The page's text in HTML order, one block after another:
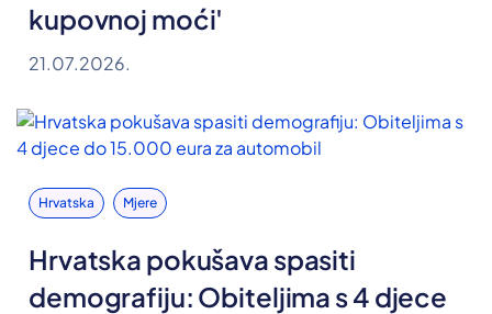
kupovnoj moći'
21.07.2026.
Hrvatska Mjere
Hrvatska pokušava spasiti
demografiju: Obiteljima s 4 djece